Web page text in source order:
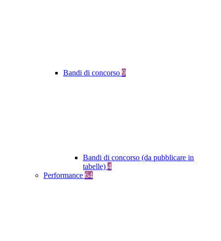
Bandi di concorso 9
Bandi di concorso (da pubblicare in
tabelle) 4
Performance 64